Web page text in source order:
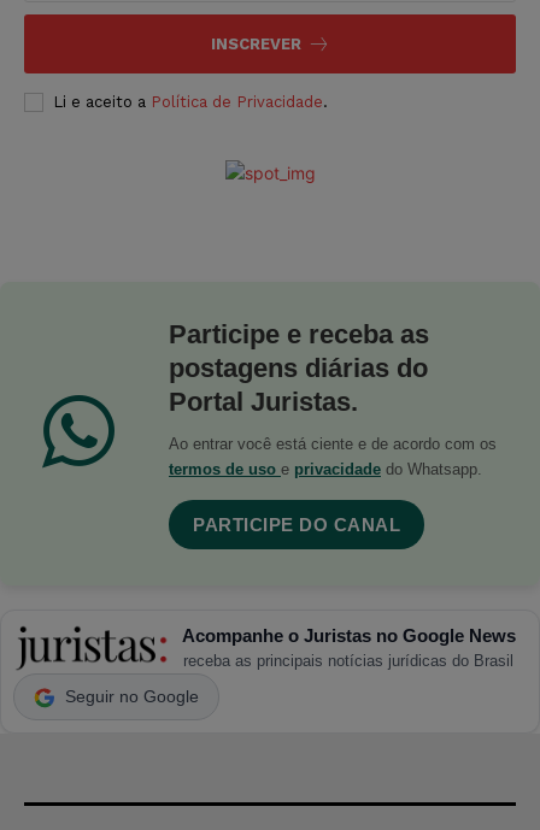
INSCREVER
Li e aceito a Política de Privacidade.
Participe e receba as
postagens diárias do
Portal Juristas.
Ao entrar você está ciente e de acordo com os
termos de uso e privacidade do Whatsapp.
PARTICIPE DO CANAL
Acompanhe o Juristas no Google News
receba as principais notícias jurídicas do Brasil
Seguir no Google